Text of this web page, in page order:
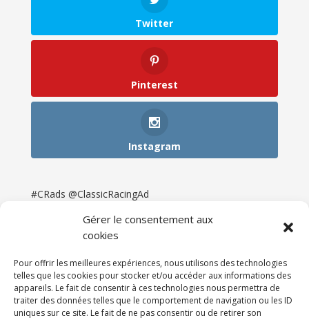
Gérer le consentement aux
cookies
Pour offrir les meilleures expériences, nous utilisons des technologies
telles que les cookies pour stocker et/ou accéder aux informations des
appareils. Le fait de consentir à ces technologies nous permettra de
traiter des données telles que le comportement de navigation ou les ID
uniques sur ce site. Le fait de ne pas consentir ou de retirer son
Twitter
Pinterest
Instagram
#CRads @ClassicRacingAd